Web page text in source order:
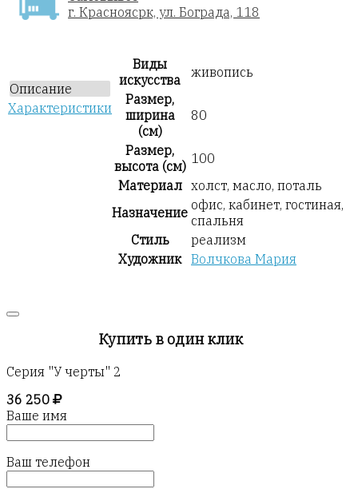
г. Красноясрк, ул. Бограда, 118
Описание
Характеристики
Виды
искусства
живопись
Размер,
ширина
(см)
80
Размер,
высота (см) 100
Материал холст, масло, поталь
Назначение офис, кабинет, гостиная,
спальня
Стиль
реализм
Художник Волчкова Мария
Купить в один клик
Серия "У черты" 2
36 250
Ваше имя
Ваш телефон